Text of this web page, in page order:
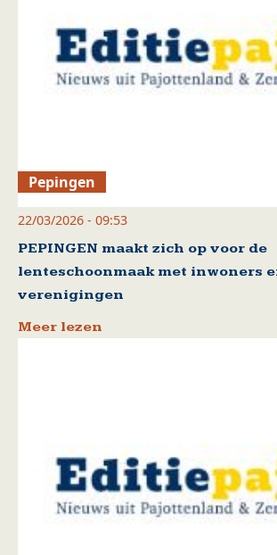
Pepingen
22/03/2026 - 09:53
PEPINGEN maakt zich op voor de
lenteschoonmaak met inwoners
verenigingen
Meer lezen